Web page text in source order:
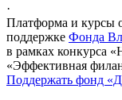
·
Платформа и курсы
поддержке Фонда
в рамках конкурса
«Эффективная
Поддержать фонд